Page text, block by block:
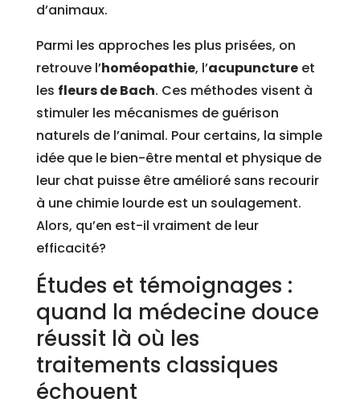
d’animaux.
Parmi les approches les plus prisées, on
retrouve l’homéopathie, l’acupunctureet
les fleurs de Bach. Ces méthodes visent à
stimuler les mécanismes de guérison
naturels de l’animal. Pour certains, la simple
idée que le bien-être mental et physique de
leur chat puisse être amélioré sans recourir
à une chimie lourde est un soulagement.
Alors, qu’en est-il vraiment de leur
efficacité?
Études et témoignages :
quand la médecine douce
réussit là où les
traitements classiques
échouent